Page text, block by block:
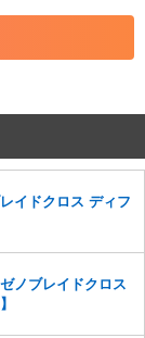
でご注意くだ
の書き込みがあ
ますので、あら
イドクロス ディフ
ノブレイドクロス